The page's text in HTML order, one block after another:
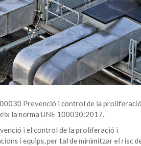
Prevenció i control de la
la norma UNE 100030:2017.
i el control de la proliferació i
i equips, per tal de minimitzar el risc